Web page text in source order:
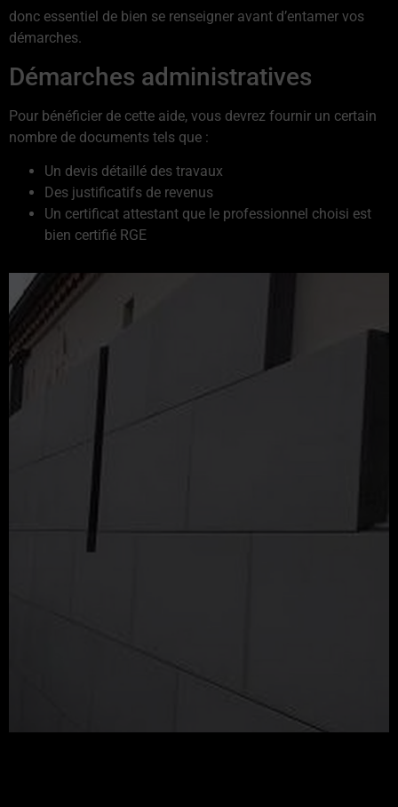
donc essentiel de bien se renseigner avant d’entamer vos
démarches.
Démarches administratives
Pour bénéficier de cette aide, vous devrez fournir un certain
nombre de documents tels que :
Un devis détaillé des travaux
Des justificatifs de revenus
Un certificat attestant que le professionnel choisi est
bien certifié RGE